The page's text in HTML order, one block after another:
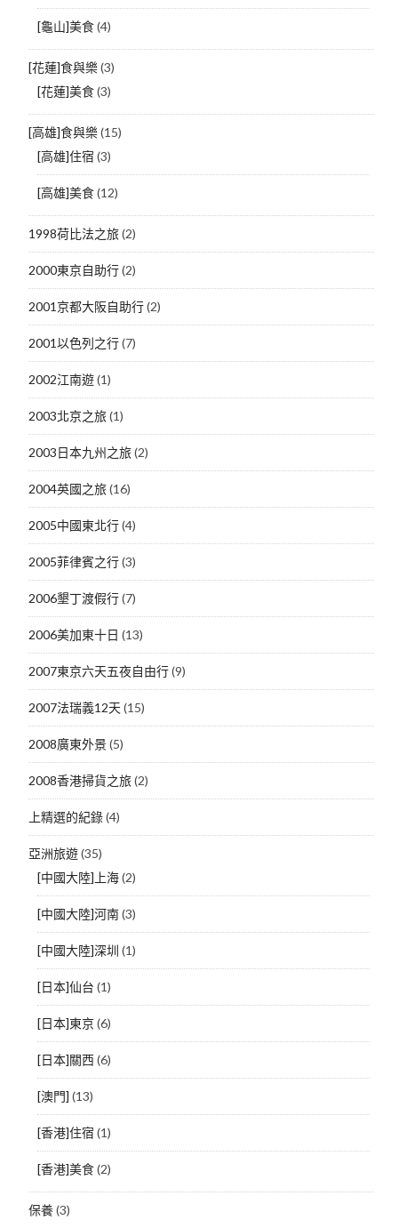
[龜山]美食(4)
[花蓮]食與樂(3)
[花蓮]美食(3)
[高雄]食與樂(15)
[高雄]住宿 (3)
[高雄]美食(12)
1998荷比法之旅(2)
2000東京自助行(2)
2001京都大阪自助行(2)
2001以色列之行(7)
2002江南遊(1)
2003北京之旅(1)
2003日本九州之旅(2)
2004英國之旅(16)
2005中國東北行(4)
2005菲律賓之行(3)
2006墾丁渡假行(7)
2006美加東十日 (13)
2007東京六天五夜自由行(9)
2007法瑞義12天(15)
2008廣東外景(5)
2008香港掃貨之旅(2)
上精選的紀錄(4)
亞洲旅遊(35)
[中國大陸]上海(2)
[中國大陸]河南(3)
[中國大陸]深圳 (1)
[日本]仙台 (1)
[日本]東京(6)
[日本]關西(6)
[澳門] (13)
[香港]住宿 (1)
[香港]美食(2)
保養(3)